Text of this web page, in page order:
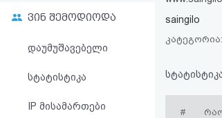
კითხვა-
პასუხი
ვინ შემოდიოდა
დაუმუშავებელი
სტატისტიკა
IP მისამართები
saingilo
კატეგორია:
#